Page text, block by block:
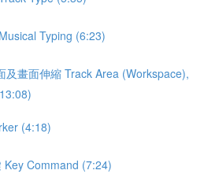
Typing (6:23)
及畫面伸縮 Track Area (Workspace),
(4:18)
Key Command (7:24)